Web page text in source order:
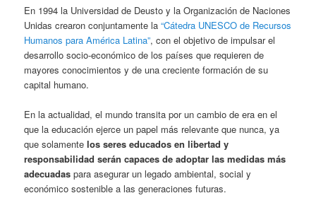
En 1994 la Universidad de Deusto y la Organización de Naciones
Unidas crearon conjuntamente la“Cátedra UNESCO de Recursos
Humanos para América Latina”, con el objetivo de impulsar el
desarrollo socio-económico de los países que requieren de
mayores conocimientos y de una creciente formación de su
capital humano.
En la actualidad, el mundo transita por un cambio de era en el
que la educación ejerce un papel más relevante que nunca, ya
que solamente los seres educados en libertad y
responsabilidad serán capaces de adoptar las medidas más
adecuadas para asegurar un legado ambiental, social y
económico sostenible a las generaciones futuras.